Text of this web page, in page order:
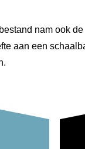
nam ook de
aan een